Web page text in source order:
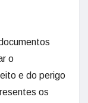
o
e do perigo
os